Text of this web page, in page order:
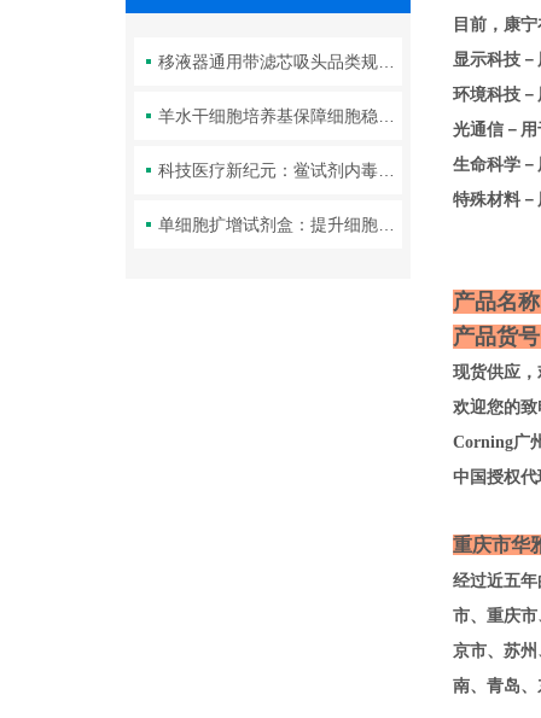
目前，康
显示科技
环境科技
光通信－
生命科学
特殊材料
产品名
产品货
现货供应
欢迎您
Corning广
中国授权
重庆市华
经过近五
市、重庆
京市、苏
南、青岛